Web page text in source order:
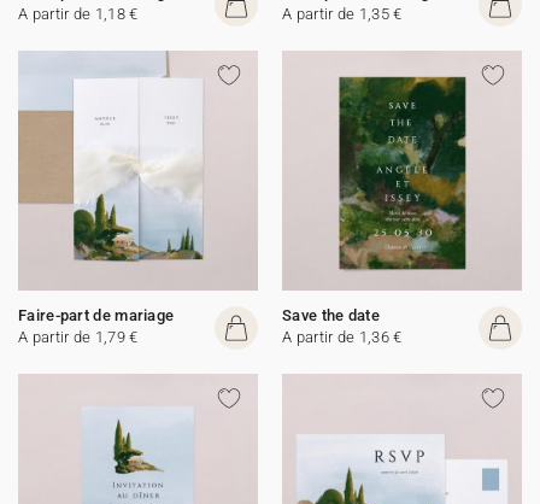
A partir de 1,18 €
A partir de 1,35 €
Faire-part de mariage
A partir de 1,79 €
Save the date
A partir de 1,36 €